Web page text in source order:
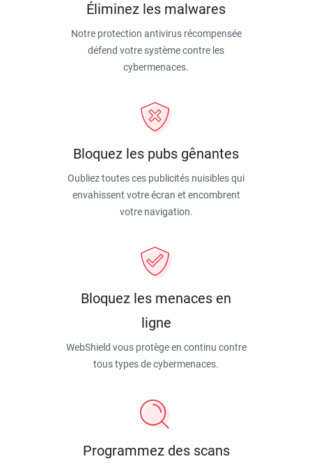
Éliminez les malwares
Notre protection antivirus récompensée
défend votre système contre les
cybermenaces.
Bloquez les pubs gênantes
Oubliez toutes ces publicités nuisibles qui
envahissent votre écran et encombrent
votre navigation.
Bloquez les menaces en
ligne
WebShield vous protège en continu contre
tous types de cybermenaces.
Programmez des scans